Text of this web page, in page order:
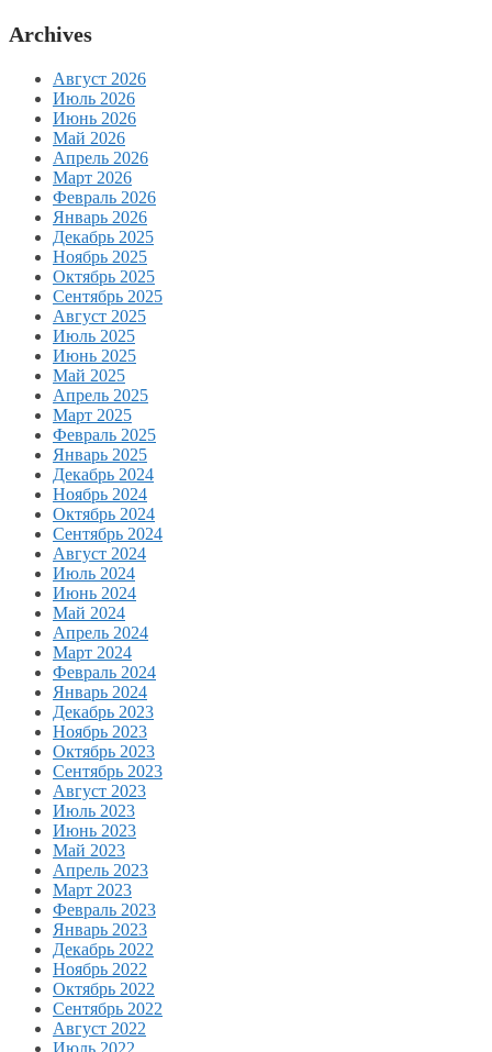
Archives
Август 2026
Июль 2026
Июнь 2026
Май 2026
Апрель 2026
Март 2026
Февраль 2026
Январь 2026
Декабрь 2025
Ноябрь 2025
Октябрь 2025
Сентябрь 2025
Август 2025
Июль 2025
Июнь 2025
Май 2025
Апрель 2025
Март 2025
Февраль 2025
Январь 2025
Декабрь 2024
Ноябрь 2024
Октябрь 2024
Сентябрь 2024
Август 2024
Июль 2024
Июнь 2024
Май 2024
Апрель 2024
Март 2024
Февраль 2024
Январь 2024
Декабрь 2023
Ноябрь 2023
Октябрь 2023
Сентябрь 2023
Август 2023
Июль 2023
Июнь 2023
Май 2023
Апрель 2023
Март 2023
Февраль 2023
Январь 2023
Декабрь 2022
Ноябрь 2022
Октябрь 2022
Сентябрь 2022
Август 2022
Июль 2022